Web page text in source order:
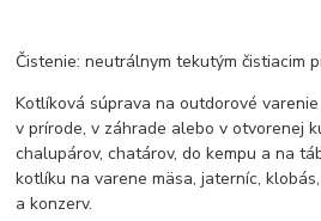
Čistenie: neutrálnym tekutým čistiacim
Kotlíková súprava na outdorové
v prírode, v záhrade alebo v otvorenej
chalupárov, chatárov, do kempu a na
kotlíku na varene mäsa, jaterníc,
a konzerv.